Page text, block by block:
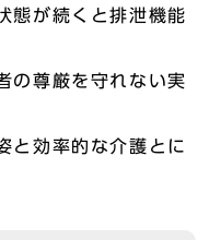
態が続くと排泄機能
の尊厳を守れない実
と効率的な介護とに